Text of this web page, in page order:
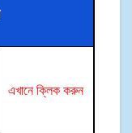
এখানে ক্লিক করুন